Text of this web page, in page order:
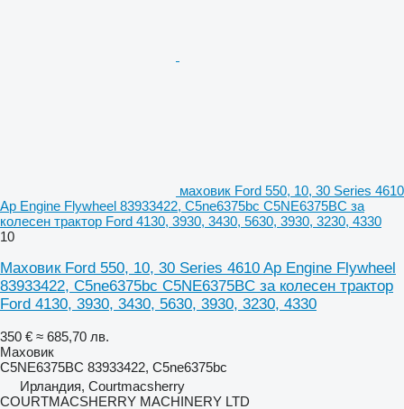
маховик Ford 550, 10, 30 Series 4610
Ap Engine Flywheel 83933422, C5ne6375bc C5NE6375BC за
колесен трактор Ford 4130, 3930, 3430, 5630, 3930, 3230, 4330
10
Маховик Ford 550, 10, 30 Series 4610 Ap Engine Flywheel
83933422, C5ne6375bc C5NE6375BC за колесен трактор
Ford 4130, 3930, 3430, 5630, 3930, 3230, 4330
350 € ≈ 685,70 лв.
Маховик
C5NE6375BC 83933422, C5ne6375bc
Ирландия, Courtmacsherry
COURTMACSHERRY MACHINERY LTD